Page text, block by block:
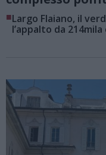
■Largo Flaiano, il
l’appalto da